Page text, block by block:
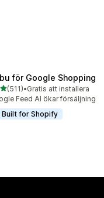
för Google Shopping
av 5 stjärnor
(511)
recensioner totalt
•Gratis att installera
Feed AI ökar försäljning
Built for Shopify